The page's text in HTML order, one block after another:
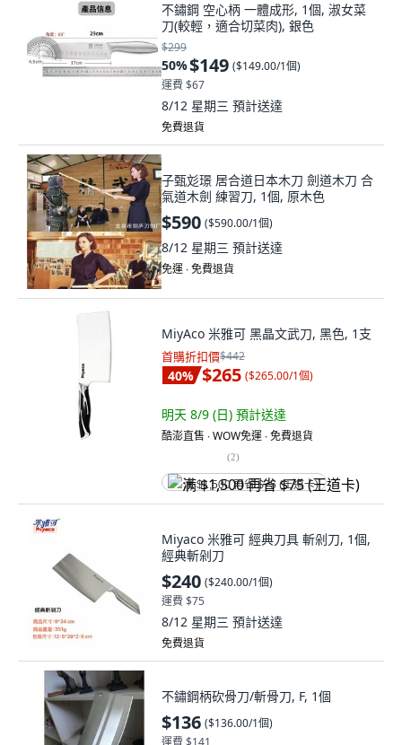
不鏽鋼 空心柄 一體成形, 1個, 淑女菜
刀(較輕，適合切菜肉), 銀色
$299
50%$149 ($149.00/1個)
運費 $67
8/12 星期三 預計送達
免費退貨
子甄彣璟 居合道日本木刀 劍道木刀 合
氣道木劍 練習刀, 1個, 原木色
$590 ($590.00/1個)
8/12 星期三 預計送達
免運 ∙ 免費退貨
MiyAco 米雅可 黑晶文武刀, 黑色, 1支
首購折扣價$442
40% $265 ($265.00/1個)
明天 8/9 (日) 預計送達
酷澎直售 ∙ WOW免運 ∙ 免費退貨
(2)
满 $1,500 再省 $75 (王道卡)
Miyaco 米雅可 經典刀具 斬剁刀, 1個,
經典斬剁刀
$240 ($240.00/1個)
運費 $75
8/12 星期三 預計送達
免費退貨
不鏽鋼柄砍骨刀/斬骨刀, F, 1個
$136 ($136.00/1個)
運費 $141